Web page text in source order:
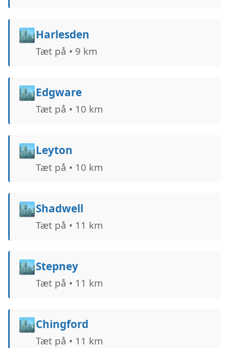
🏙️Harlesden
Tæt på • 9 km
🏙️Edgware
Tæt på • 10 km
🏙️Leyton
Tæt på • 10 km
🏙️Shadwell
Tæt på • 11 km
🏙️Stepney
Tæt på • 11 km
🏙️Chingford
Tæt på • 11 km